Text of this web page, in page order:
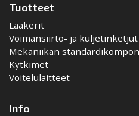
Tuotteet
Laakerit
Voimansiirto- ja kuljetinketjut
Mekaniikan
Kytkimet
Voitelulaitteet
Info